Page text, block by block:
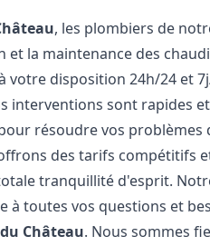
, les plombiers de
la maintenance des
votre disposition 24h/24 et
interventions sont rapides
résoudre vos problèmes
des tarifs compétitifs
tranquillité d'esprit.
à toutes vos questions et
Château. Nous sommes